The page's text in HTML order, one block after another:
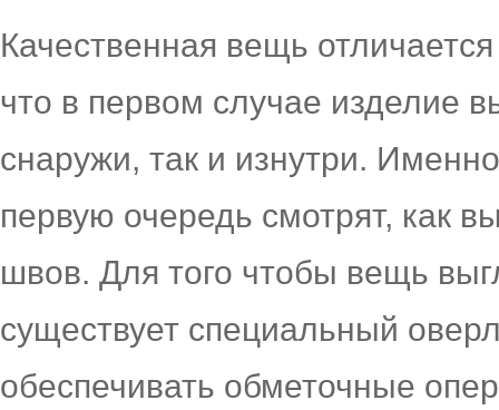
Качественная вещь
что в первом случае изделие
снаружи, так и изнутри.
первую очередь смотрят, как
швов. Для того чтобы вещь
существует специальный
обеспечивать обметочные